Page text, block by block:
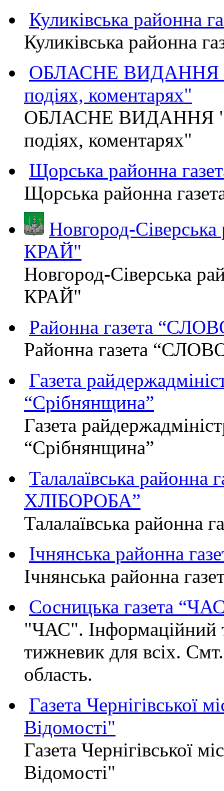
Куликівська районна
Куликівська районна
ОБЛАСНЕ ВИДАННЯ
подіях, коментарях"
ОБЛАСНЕ ВИДАННЯ
подіях, коментарях"
Щорська районна
Щорська районна
Новгород-
КРАЙ"
Новгород-Сіверська
КРАЙ"
Районна газета
Районна газета
Газета
“Срібнянщина”
Газета
“Срібнянщина”
Талалаївська
ХЛІБОРОБА”
Талалаївська
Ічнянська районна
Ічнянська районна
Сосницька газета
"ЧАС". Інформаційний
тижневик для всіх.
область.
Газета Чернігівської
Відомості"
Газета Чернігівської
Відомості"